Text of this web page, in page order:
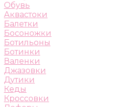
Обувь
Аквастоки
Балетки
Босоножки
Ботильоны
Ботинки
Валенки
Джазовки
Дутики
Кеды
Кроссовки